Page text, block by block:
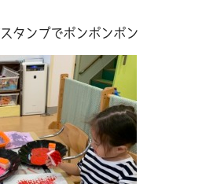
タンプでポンポンポン